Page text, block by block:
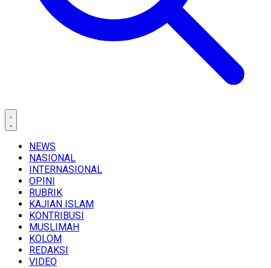
NEWS
NASIONAL
INTERNASIONAL
OPINI
RUBRIK
KAJIAN ISLAM
KONTRIBUSI
MUSLIMAH
KOLOM
REDAKSI
VIDEO